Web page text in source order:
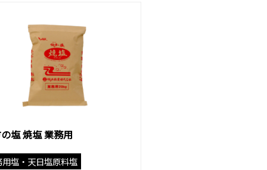
塩 焼塩 業務用
用塩・天日塩原料塩